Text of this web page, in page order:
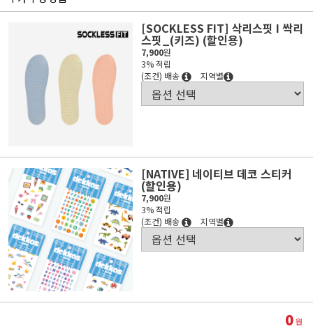
[SOCKLESS FIT] 삭리스핏 I 싹리
스핏_(키즈) (할인용)
7,900원
3% 적립
(조건) 배송
지역별
[NATIVE] 네이티브 데코 스티커
(할인용)
7,900원
3% 적립
(조건) 배송
지역별
0원